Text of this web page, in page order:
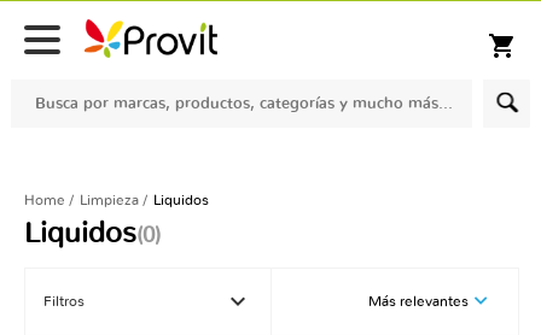
Despacho gratis para compras sobre $100.000 en comunas seleccionadas
shopping_cart
Home Limpieza Liquidos
Liquidos(0)
Más relevantes
Filtros keyboard_arrow_down